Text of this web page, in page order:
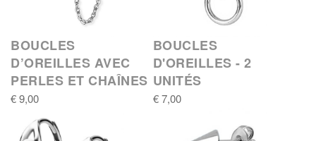
BOUCLES
D’OREILLES AVEC
PERLES ET CHAÎNES
€ 9,00
BOUCLES
D'OREILLES - 2
UNITÉS
€ 7,00